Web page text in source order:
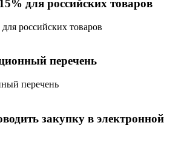
для российских товаров
российских товаров
перечень
перечень
закупку в электронной